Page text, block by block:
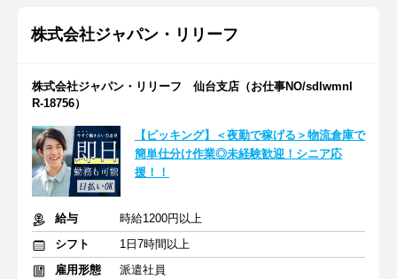
株式会社ジャパン・リリーフ
株式会社ジャパン・リリーフ 仙台支店（お仕事NO/sdlwmnl
R-18756）
【ピッキング】＜夜勤で稼げる＞物流倉庫で
簡単仕分け作業◎未経験歓迎！シニア応
援！！
給与
時給1200円以上
シフト
1日7時間以上
雇用形態
派遣社員